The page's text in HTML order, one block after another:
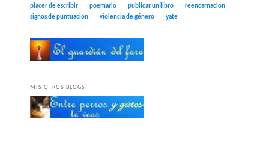
placer de escribir
poemario publicar un libro
reencarnacion
signos de puntuacion
violencia de género yate
MIS OTROS BLOGS